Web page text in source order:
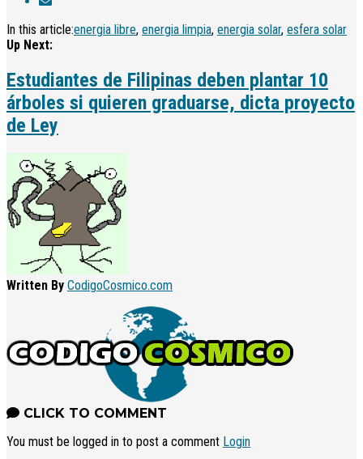
In this article:energia libre, energia limpia, energia solar, esfera solar
Up Next:
Estudiantes de Filipinas deben plantar 10
árboles si quieren graduarse, dicta proyecto
de Ley
Written By CodigoCosmico.com
CLICK TO COMMENT
You must be logged in to post a comment Login